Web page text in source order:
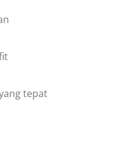
tepat